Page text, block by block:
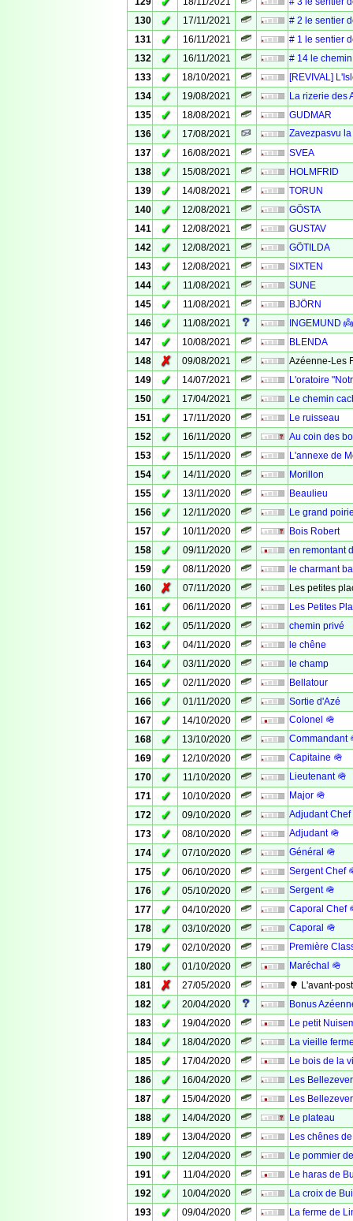
130
✓ 17/11/2021
# 2 le sentier
131
✓ 16/11/2021
# 1 le sentier
132
✓ 16/11/2021
# 14 le
133
✓ 18/10/2021
[REVIVAL]
134
✓ 19/08/2021
La rizerie des
135
✓ 18/08/2021
GUDMAR
136
✓ 17/08/2021
Zavezpasvu
137
✓ 16/08/2021
SVEA
138
✓ 15/08/2021
HOLMFRID
139
✓ 14/08/2021
TORUN
140
✓ 12/08/2021
GÖSTA
141
✓ 12/08/2021
GUSTAV
142
✓ 12/08/2021
GÖTILDA
143
✓ 12/08/2021
SIXTEN
144
✓ 11/08/2021
SUNE
145
✓ 11/08/2021
BJÖRN
146
✓ 11/08/2021
INGEMUND
147
✓ 10/08/2021
BLENDA
148
✗ 09/08/2021
Azéenne-Les
149
✓ 14/07/2021
L'oratoire
150
✓ 17/04/2021
Le chemin
151
✓ 17/11/2020
Le ruisseau
152
✓ 16/11/2020
Au coin des
153
✓ 15/11/2020
L'annexe de
154
✓ 14/11/2020
Morillon
155
✓ 13/11/2020
Beaulieu
156
✓ 12/11/2020
Le grand
157
✓ 10/11/2020
Bois Robert
158
✓ 09/11/2020
en remontant
159
✓ 08/11/2020
le charmant
160
✗ 07/11/2020
Les petites
161
✓ 06/11/2020
Les Petites
162
✓ 05/11/2020
chemin privé
163
✓ 04/11/2020
le chêne
164
✓ 03/11/2020
le champ
165
✓ 02/11/2020
Bellatour
166
✓ 01/11/2020
Sortie d'Azé
167
✓ 14/10/2020
Colonel 🪖
168
✓ 13/10/2020
Commandant
169
✓ 12/10/2020
Capitaine 🪖
170
✓ 11/10/2020
Lieutenant 🪖
171
✓ 10/10/2020
Major 🪖
172
✓ 09/10/2020
Adjudant Chef
173
✓ 08/10/2020
Adjudant 🪖
174
✓ 07/10/2020
Général 🪖
175
✓ 06/10/2020
Sergent Chef
176
✓ 05/10/2020
Sergent 🪖
177
✓ 04/10/2020
Caporal Chef
178
✓ 03/10/2020
Caporal 🪖
179
✓ 02/10/2020
Première
180
✓ 01/10/2020
Maréchal 🪖
181
✗ 27/05/2020
🌳 L'avant-
182
✓ 20/04/2020
Bonus
183
✓ 19/04/2020
Le petit
184
✓ 18/04/2020
La vieille
185
✓ 17/04/2020
Le bois de la
186
✓ 16/04/2020
Les
187
✓ 15/04/2020
Les
188
✓ 14/04/2020
Le plateau
189
✓ 13/04/2020
Les chênes
190
✓ 12/04/2020
Le pommier
191
✓ 11/04/2020
Le haras de
192
✓ 10/04/2020
La croix de
193
✓ 09/04/2020
La ferme de